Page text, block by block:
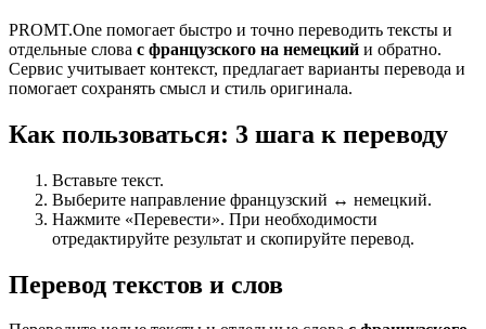
PROMT.One помогает быстро и точно переводить тексты и
отдельные слова с французского на немецкий и обратно.
Сервис учитывает контекст, предлагает варианты перевода и
помогает сохранять смысл и стиль оригинала.
Как пользоваться: 3 шага к переводу
Вставьте текст.
Выберите направление французский ↔ немецкий.
Нажмите «Перевести». При необходимости
отредактируйте результат и скопируйте перевод.
Перевод текстов и слов